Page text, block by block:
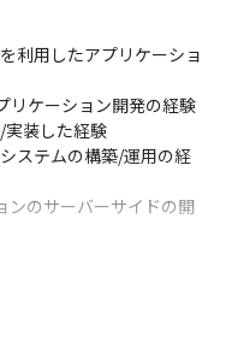
コミュニケーションを確
す
いき、さまざまなプロジ
り方を決められるなど、
るので、裁量をもって
利用したアプリケーショ
リケーション開発の経験
装した経験
ステムの構築/運用の経
ンのサーバーサイドの開
解と実践の経験